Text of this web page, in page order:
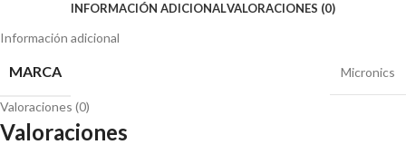
INFORMACIÓN ADICIONALVALORACIONES (0)
Información adicional
MARCA Micronics
Valoraciones (0)
Valoraciones